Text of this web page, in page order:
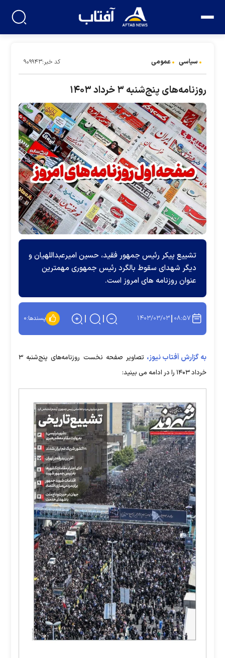
سیاسی عمومی کد خبر:۹۰۹۹۴۳
روزنامه‌های پنج‌شنبه ۳ خرداد ۱۴۰۳
تشییع پیکر رئیس جمهور فقید، حسین امیرعبداللهیان و
دیگر شهدای سقوط بالگرد رئیس جمهوری مهمترین
عنوان روزنامه های امروز است.
۰۸:۵۷ ۱۴۰۳/۰۳/۰۳ پسندها:۰
به گزارش آفتاب نیوز،
تصاویر صفحه نخست روزنامه‌های پنج‌شنبه ۳
خرداد ۱۴۰۳ را در ادامه می بینید: